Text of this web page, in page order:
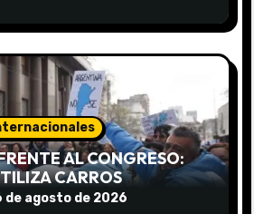
AL CONGRESO:
CARROS
DISPERSAR LA
de agosto de 2026